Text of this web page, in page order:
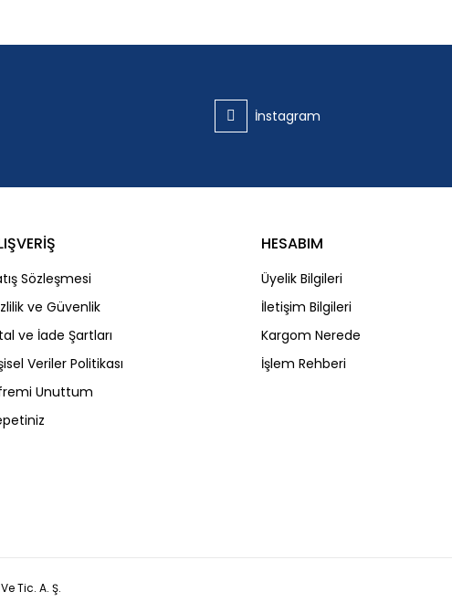
Gönder
İnstagram
Sözleşmesi
ve Güvenlik
ve İade Şartları
Veriler Politikası
Unuttum
HESABIM
Üyelik Bilgileri
İletişim Bilgileri
Kargom Nerede
İşlem Rehberi
Tic. A. Ş.